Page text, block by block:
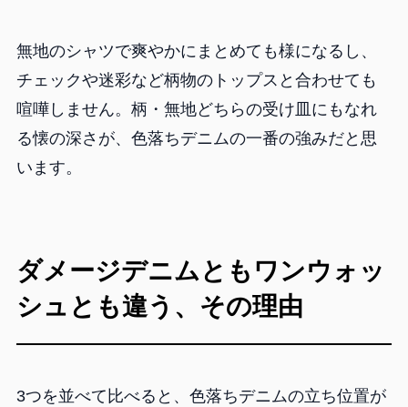
無地のシャツで爽やかにまとめても様になるし、
チェックや迷彩など柄物のトップスと合わせても
喧嘩しません。柄・無地どちらの受け皿にもなれ
る懐の深さが、色落ちデニムの一番の強みだと思
います。
ダメージデニムともワンウォッ
シュとも違う、その理由
3つを並べて比べると、色落ちデニムの立ち位置が